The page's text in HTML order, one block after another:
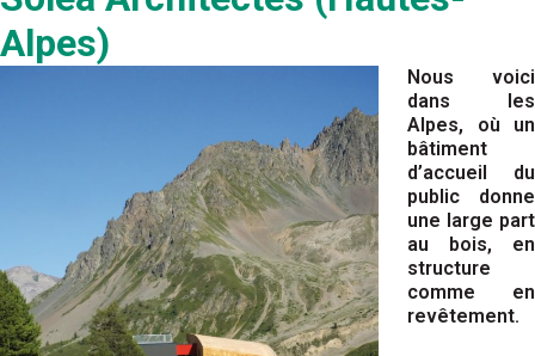
Alpes)
Nous voici
dans les
Alpes, où un
bâtiment
d’accueil du
public donne
une large part
au bois, en
structure
comme en
revêtement.